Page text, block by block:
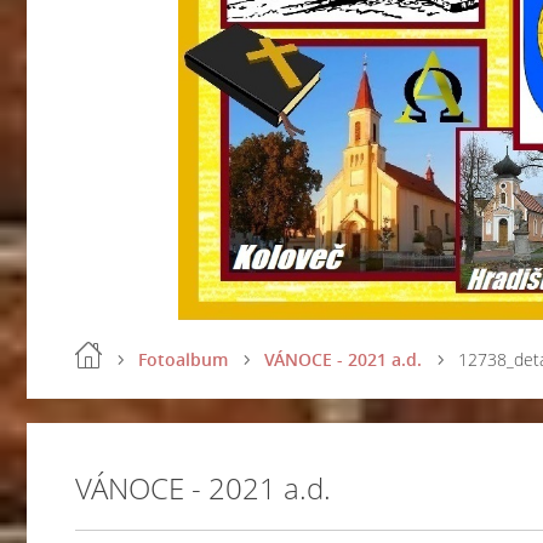
Fotoalbum VÁNOCE - 2021 a.d.
VÁNOCE - 2021 a.d.